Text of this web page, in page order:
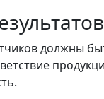
должны